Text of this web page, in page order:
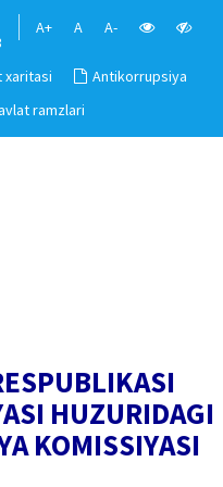
A+ A A-
xaritasi
Antikorrupsiya
ramzlari
HUZURIDAGI
KOMISSIYASI